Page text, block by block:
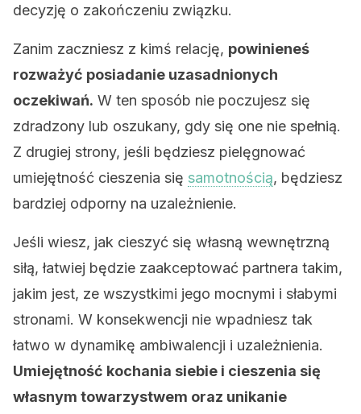
decyzję o zakończeniu związku.
Zanim zaczniesz z kimś relację, powinieneś
rozważyć posiadanie uzasadnionych
oczekiwań. W ten sposób nie poczujesz się
zdradzony lub oszukany, gdy się one nie spełnią.
Z drugiej strony, jeśli będziesz pielęgnować
umiejętność cieszenia się samotnością, będziesz
bardziej odporny na uzależnienie.
Jeśli wiesz, jak cieszyć się własną wewnętrzną
siłą, łatwiej będzie zaakceptować partnera takim,
jakim jest, ze wszystkimi jego mocnymi i słabymi
stronami. W konsekwencji nie wpadniesz tak
łatwo w dynamikę ambiwalencji i uzależnienia.
Umiejętność kochania siebie i cieszenia się
własnym towarzystwem oraz unikanie